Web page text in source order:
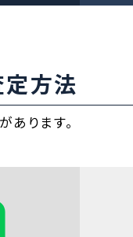
定方法
ります。